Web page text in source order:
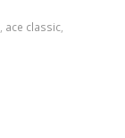
ace classic,